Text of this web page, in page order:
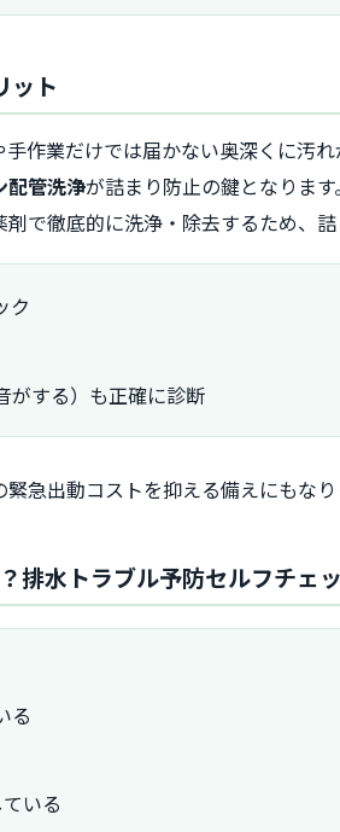
ット
作業だけでは届かない奥深くに汚
配管洗浄が詰まり防止の鍵となります。
で徹底的に洗浄・除去するため、詰
ク
がする）も正確に診断
急出動コストを抑える備えにもなり
排水トラブル予防セルフチェ
る
いる